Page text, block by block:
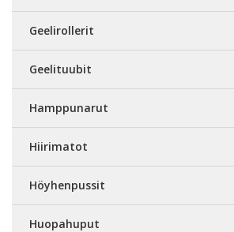
Geelirollerit
Geelituubit
Hamppunarut
Hiirimatot
Höyhenpussit
Huopahuput